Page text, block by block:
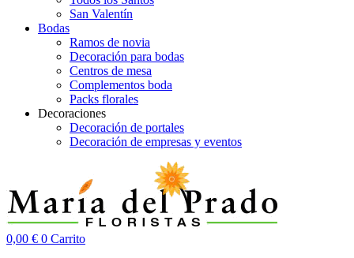
San Valentín
Bodas
Ramos de novia
Decoración para bodas
Centros de mesa
Complementos boda
Packs florales
Decoraciones
Decoración de portales
Decoración de empresas y eventos
0,00 € 0 Carrito